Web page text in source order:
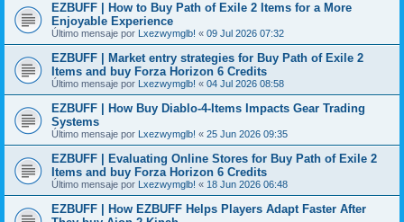
EZBUFF | How to Buy Path of Exile 2 Items for a More
Enjoyable Experience
Último mensaje por Lxezwymglb! « 09 Jul 2026 07:32
EZBUFF | Market entry strategies for Buy Path of Exile 2
Items and buy Forza Horizon 6 Credits
Último mensaje por Lxezwymglb! « 04 Jul 2026 08:58
EZBUFF | How Buy Diablo-4-Items Impacts Gear Trading
Systems
Último mensaje por Lxezwymglb! « 25 Jun 2026 09:35
EZBUFF | Evaluating Online Stores for Buy Path of Exile 2
Items and buy Forza Horizon 6 Credits
Último mensaje por Lxezwymglb! « 18 Jun 2026 06:48
EZBUFF | How EZBUFF Helps Players Adapt Faster After